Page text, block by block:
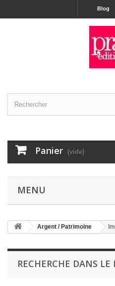
Blog
Panier (vide)
MENU
Argent / Patrimoine
RECHERCHE DANS LE